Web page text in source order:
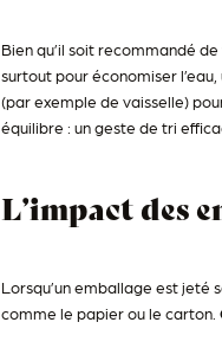
Bien qu’il soit recommandé
surtout pour économiser
(par exemple de vaisselle)
équilibre : un geste de tri
L’impact des
Lorsqu’un emballage est jeté
comme le papier ou le carton.